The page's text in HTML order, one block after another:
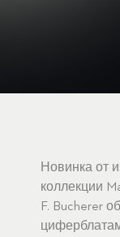
Новинка от
коллекции
F. Bucherer